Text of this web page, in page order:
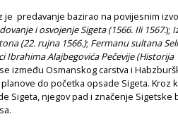
je predavanje bazirao na povijesnim
i osvojenje Sigeta (1566. Ili 1567.);
(22. rujna 1566.); Fermanu sultana
Ibrahima Alajbegovića Pečevije (Historija
između Osmanskog carstva i
do početka opsade Sigeta.
Sigeta, njegov pad i značenje